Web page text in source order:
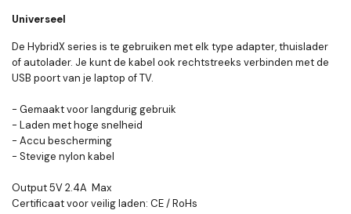
Universeel
De HybridX series is te gebruiken met elk type adapter, thuislader
of autolader. Je kunt de kabel ook rechtstreeks verbinden met de
USB poort van je laptop of TV.
- Gemaakt voor langdurig gebruik
- Laden met hoge snelheid
- Accu bescherming
- Stevige nylon kabel
Output 5V 2.4A Max
Certificaat voor veilig laden: CE / RoHs